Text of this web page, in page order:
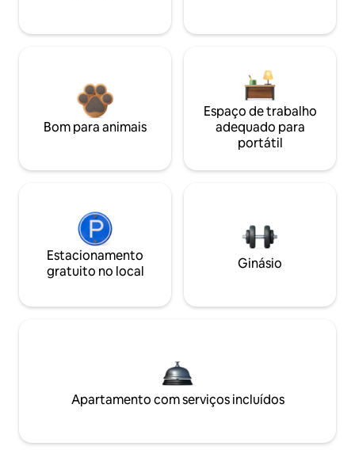
Bom para animais
Espaço de trabalho
adequado para
portátil
Estacionamento
gratuito no local
Ginásio
Apartamento com serviços incluídos